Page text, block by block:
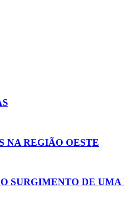
NA REGIÃO OESTE
SURGIMENTO DE